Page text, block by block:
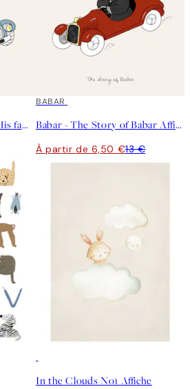
Babar - Meet Babar and His family Affiche
50%*
BABAR
Babar - The Story of Babar Affiche
À partir de 6,50 €13 €
In the Clouds No1 Affiche